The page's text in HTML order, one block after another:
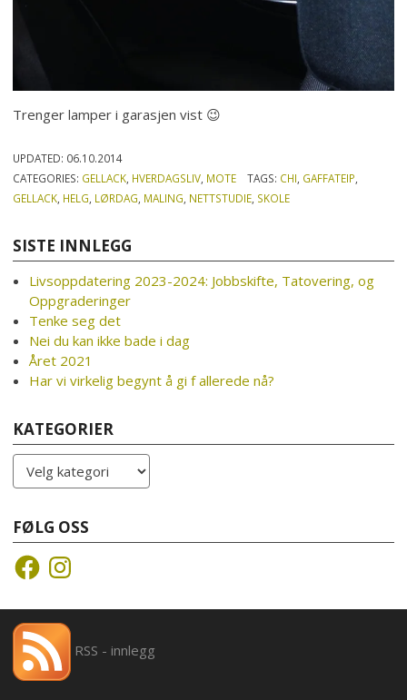
Trenger lamper i garasjen vist 😉
UPDATED: 06.10.2014
CATEGORIES: GELLACK HVERDAGSLIV MOTE TAGS: CHI GAFFATEIP
GELLACK HELG LØRDAG MALING NETTSTUDIE SKOLE
SISTE INNLEGG
Livsoppdatering 2023-2024: Jobbskifte, Tatovering, og
Oppgraderinger
Tenke seg det
Nei du kan ikke bade i dag
Året 2021
Har vi virkelig begynt å gi f allerede nå?
KATEGORIER
Kategorier
FØLG OSS
FacebookInstagram
RSS - innlegg